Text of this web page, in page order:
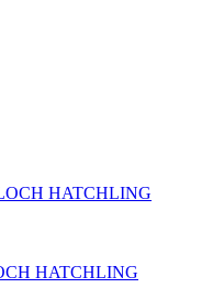
HATCHLING